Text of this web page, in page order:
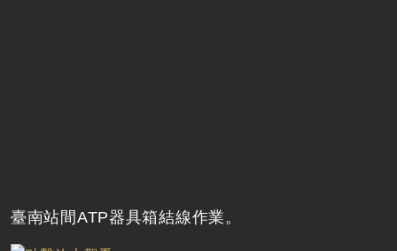
臺南站間ATP器具箱結線作業。